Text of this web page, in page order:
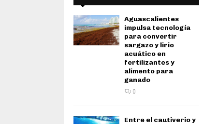
Aguascalientes
impulsa tecnología
para convertir
sargazo y lirio
acuático en
fertilizantes y
alimento para
ganado
0
Entre el cautiverio y